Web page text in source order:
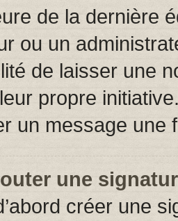
de la dernière
ou un
de laisser une
propre
un message une
une
créer une